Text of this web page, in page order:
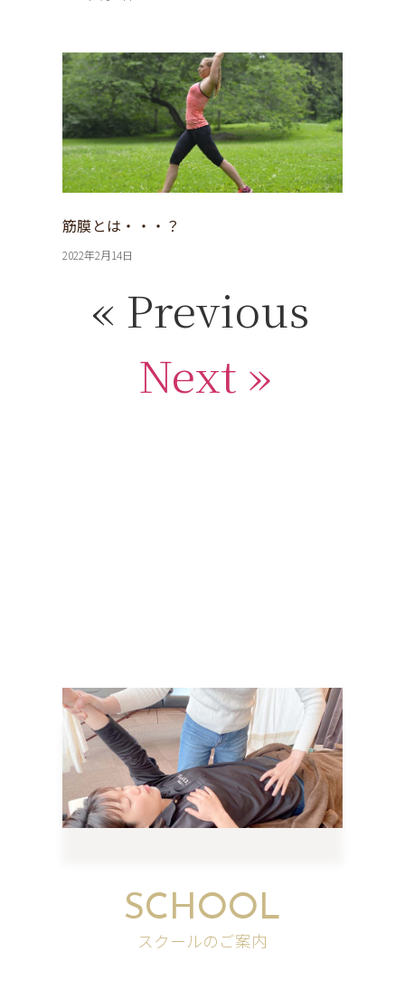
筋膜とは・・・？
2022年2月14日
« Previous
Next »
SCHOOL
スクールのご案内